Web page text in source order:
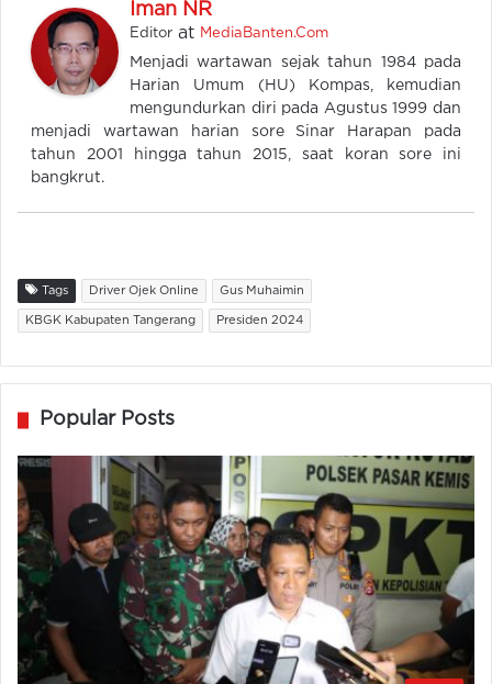
Iman NR
Editor at MediaBanten.Com
Menjadi wartawan sejak tahun 1984 pada
Harian Umum (HU) Kompas, kemudian
mengundurkan diri pada Agustus 1999 dan
menjadi wartawan harian sore Sinar Harapan pada
tahun 2001 hingga tahun 2015, saat koran sore ini
bangkrut.
Tags Driver Ojek Online Gus Muhaimin
KBGK Kabupaten Tangerang Presiden 2024
Popular Posts